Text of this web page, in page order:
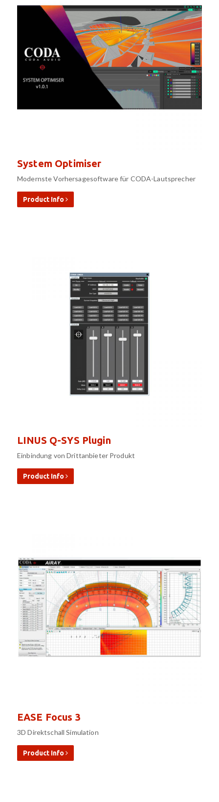
System Optimiser
Modernste Vorhersagesoftware für CODA-Lautsprecher
Product Info
LINUS Q-SYS Plugin
Einbindung von Drittanbieter Produkt
Product Info
EASE Focus 3
3D Direktschall Simulation
Product Info